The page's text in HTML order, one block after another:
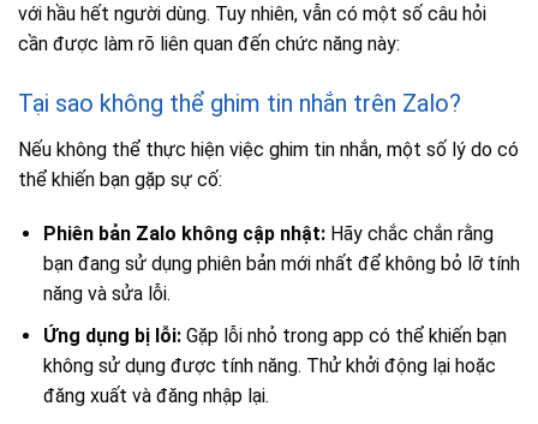
với hầu hết người dùng. Tuy nhiên, vẫn có một số câu hỏi
cần được làm rõ liên quan đến chức năng này:
Tại sao không thể ghim tin nhắn trên Zalo?
Nếu không thể thực hiện việc ghim tin nhắn, một số lý do có
thể khiến bạn gặp sự cố:
Phiên bản Zalo không cập nhật:Hãy chắc chắn rằng
bạn đang sử dụng phiên bản mới nhất để không bỏ lỡ tính
năng và sửa lỗi.
Ứng dụng bị lỗi:Gặp lỗi nhỏ trong app có thể khiến bạn
không sử dụng được tính năng. Thử khởi động lại hoặc
đăng xuất và đăng nhập lại.